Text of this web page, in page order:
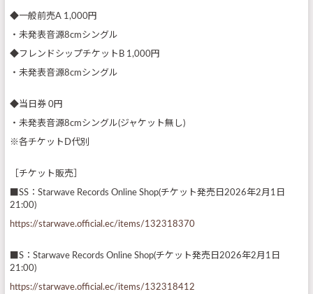
◆一般前売A 1,000円
・未発表音源8cmシングル
◆フレンドシップチケットB 1,000円
・未発表音源8cmシングル
◆当日券 0円
・未発表音源8cmシングル(ジャケット無し)
※各チケットD代別
［チケット販売］
■SS：Starwave Records Online Shop(チケット発売日2026年2月1日
21:00)
https://starwave.official.ec/items/132318370
■S：Starwave Records Online Shop(チケット発売日2026年2月1日
21:00)
https://starwave.official.ec/items/132318412